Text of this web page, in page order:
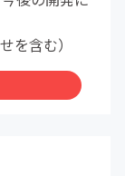
を含む）